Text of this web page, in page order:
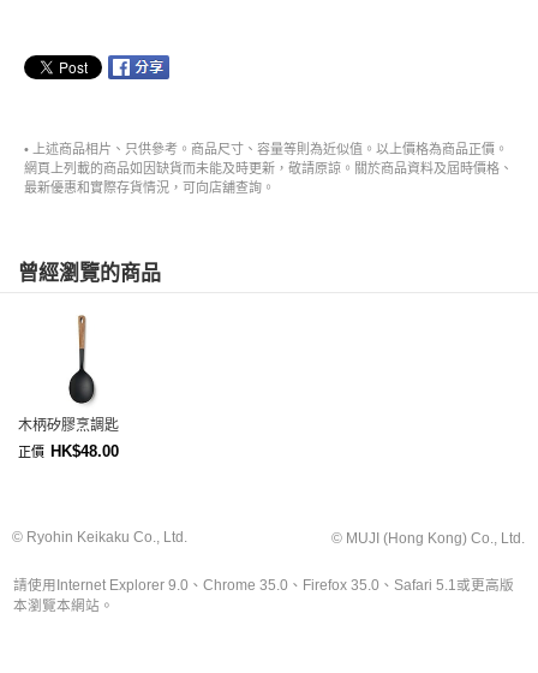
• 上述商品相片、只供參考。商品尺寸、容量等則為近似值。以上價格為商品正價。
網頁上列載的商品如因缺貨而未能及時更新，敬請原諒。關於商品資料及屆時價格、
最新優惠和實際存貨情況，可向店舖查詢。
曾經瀏覽的商品
木柄矽膠烹調匙
正價 HK$48.00
© Ryohin Keikaku Co., Ltd. © MUJI (Hong Kong) Co., Ltd.
請使用Internet Explorer 9.0、Chrome 35.0、Firefox 35.0、Safari 5.1或更高版
本瀏覽本網站。